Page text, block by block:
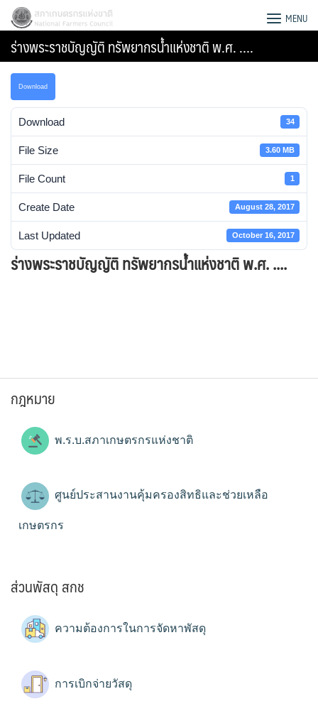
Skip
content
Search
สภาเกษตรกรแห่งชาติ MENU
ร่างพระราชบัญญัติ ทรัพยากรน้ำแห่งชาติ พ.ศ. ….
Download
Download 34
File Size 3.60 MB
File Count 1
Create Date August 28, 2017
Last Updated October 16, 2017
ร่างพระราชบัญญัติ ทรัพยากรน้ำแห่งชาติ พ.ศ. ....
กฎหมาย
พ.ร.บ.สภาเกษตรกรแห่งชาติ
ศูนย์ประสานงานคุ้มครองสิทธิและช่วยเหลือ
เกษตรกร
ส่วนพัสดุ สกช
ความต้องการในการจัดหาพัสดุ
การเบิกจ่ายวัสดุ